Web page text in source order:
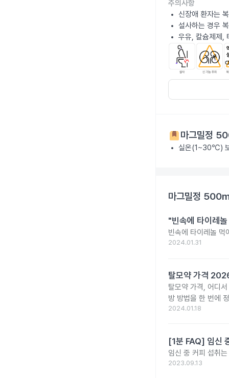
주의사항
신장애 환자는
설사하는 경우
우유, 칼슘제제,
마그밀정
실온(1~30℃)
마그밀정
"빈속에 타이레
빈속에 타이레놀 먹
2024.01.31
탈모약 가격
탈모약 가격, 어디
방 방법을 한 번에
2024.01.18
[1분 FAQ] 임신
임신 중 커피 섭취
2023.09.13